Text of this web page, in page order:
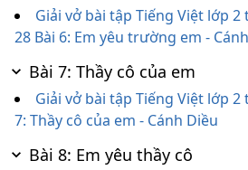
Giải vở bài tập Tiếng Việt lớp 2
28 Bài 6: Em yêu trường em -
Bài 7: Thầy cô của em
Giải vở bài tập Tiếng Việt lớp 2
7: Thầy cô của em - Cánh Diều
Bài 8: Em yêu thầy cô